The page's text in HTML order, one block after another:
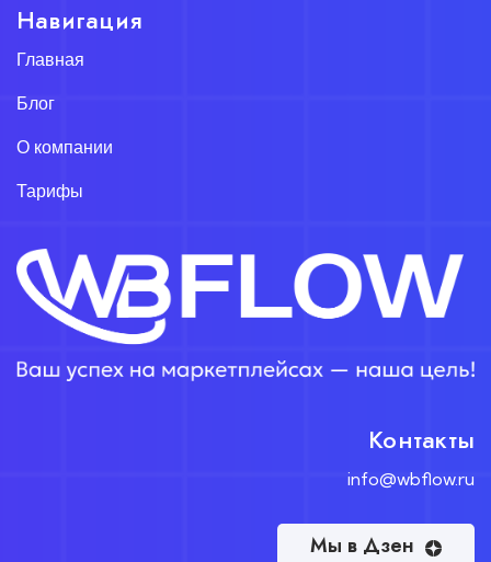
Навигация
Главная
Блог
О компании
Тарифы
Контакты
info@wbflow.ru
Мы в Дзен